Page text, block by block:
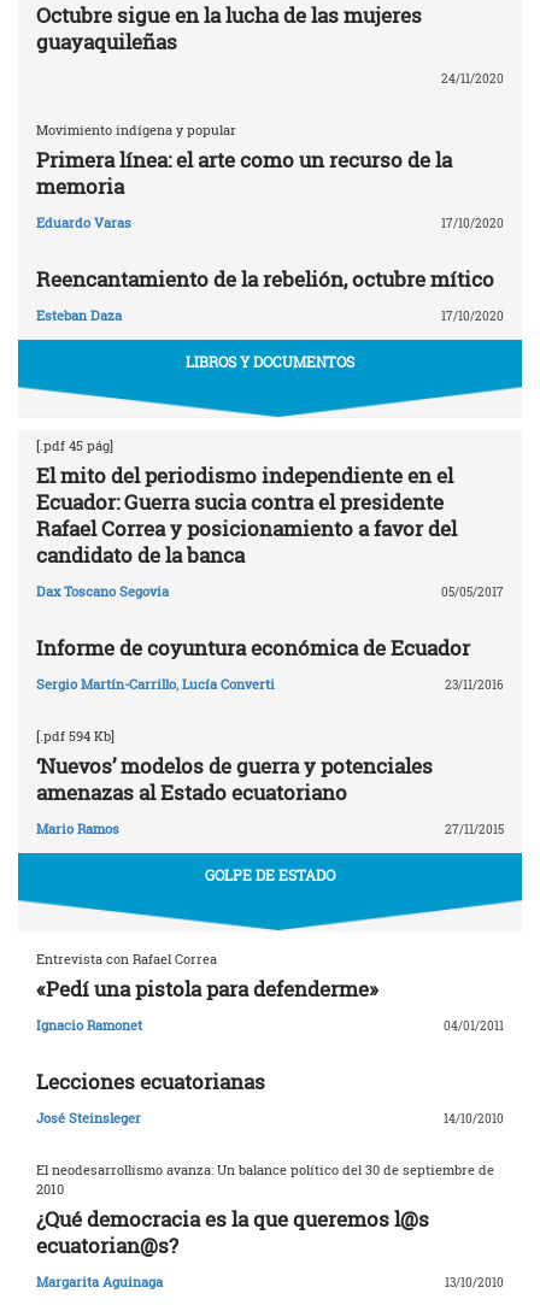
Octubre sigue en la lucha de las mujeres
guayaquileñas
24/11/2020
Movimiento indígena y popular
Primera línea: el arte como un recurso de la
memoria
Eduardo Varas 17/10/2020
Reencantamiento de la rebelión, octubre mítico
Esteban Daza 17/10/2020
LIBROS Y DOCUMENTOS
[.pdf 45 pág]
El mito del periodismo independiente en el
Ecuador: Guerra sucia contra el presidente
Rafael Correa y posicionamiento a favor del
candidato de la banca
Dax Toscano Segovia 05/05/2017
Informe de coyuntura económica de Ecuador
Sergio Martín-Carrillo, Lucía Converti 23/11/2016
[.pdf 594 Kb]
‘Nuevos’ modelos de guerra y potenciales
amenazas al Estado ecuatoriano
Mario Ramos 27/11/2015
GOLPE DE ESTADO
Entrevista con Rafael Correa
«Pedí una pistola para defenderme»
Ignacio Ramonet 04/01/2011
Lecciones ecuatorianas
José Steinsleger 14/10/2010
El neodesarrollismo avanza: Un balance político del 30 de septiembre de
2010
¿Qué democracia es la que queremos l@s
ecuatorian@s?
Margarita Aguinaga 13/10/2010